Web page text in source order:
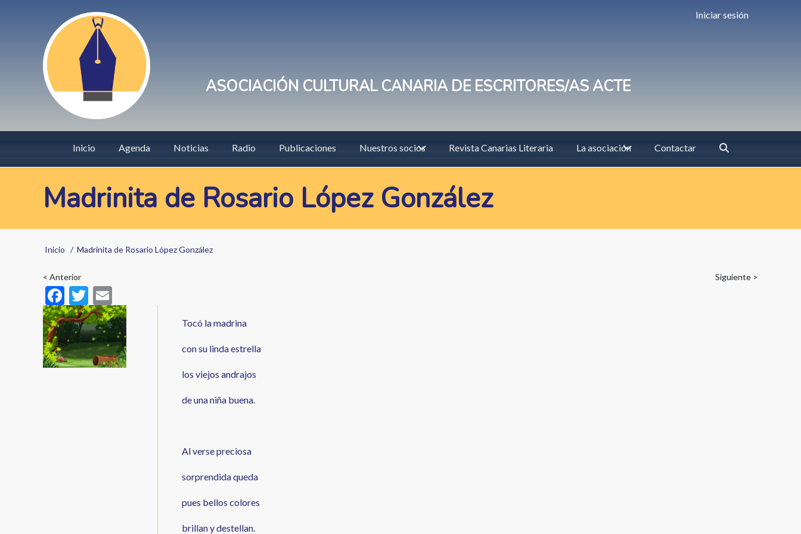
User
account
menu
Iniciar sesión
ASOCIACIÓN CULTURAL CANARIA DE ESCRITORES/AS ACTE
Main
navigation
Inicio Agenda Noticias Radio Publicaciones Nuestros socios Revista Canarias Literaria La asociación Contactar
Madrinita de Rosario López González
Sobrescribir
enlaces
de
ayuda
a
la
Inicio Madrinita de Rosario López González
< Anterior Siguiente >
F
ac
e
b
o
T
w
itt
er
m
ai
l
Tocó la madrina
con su linda estrella
los viejos andrajos
de una niña buena.
Al verse preciosa
sorprendida queda
pues bellos colores
brillan y destellan.